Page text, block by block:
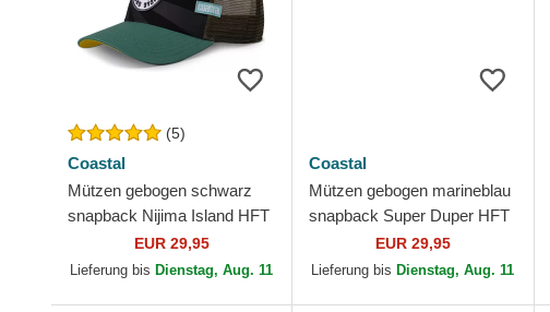
(5)
Coastal
Mützen gebogen schwarz
snapback Nijima Island HFT
von CoastalEUR 29,95
Lieferung bis Dienstag, Aug. 11
Coastal
Mützen gebogen marineblau
snapback Super Duper HFT
von CoastalEUR 29,95
Lieferung bis Dienstag, Aug. 11